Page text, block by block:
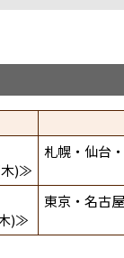
木)≫
札幌・仙台
)≫
東京・名古